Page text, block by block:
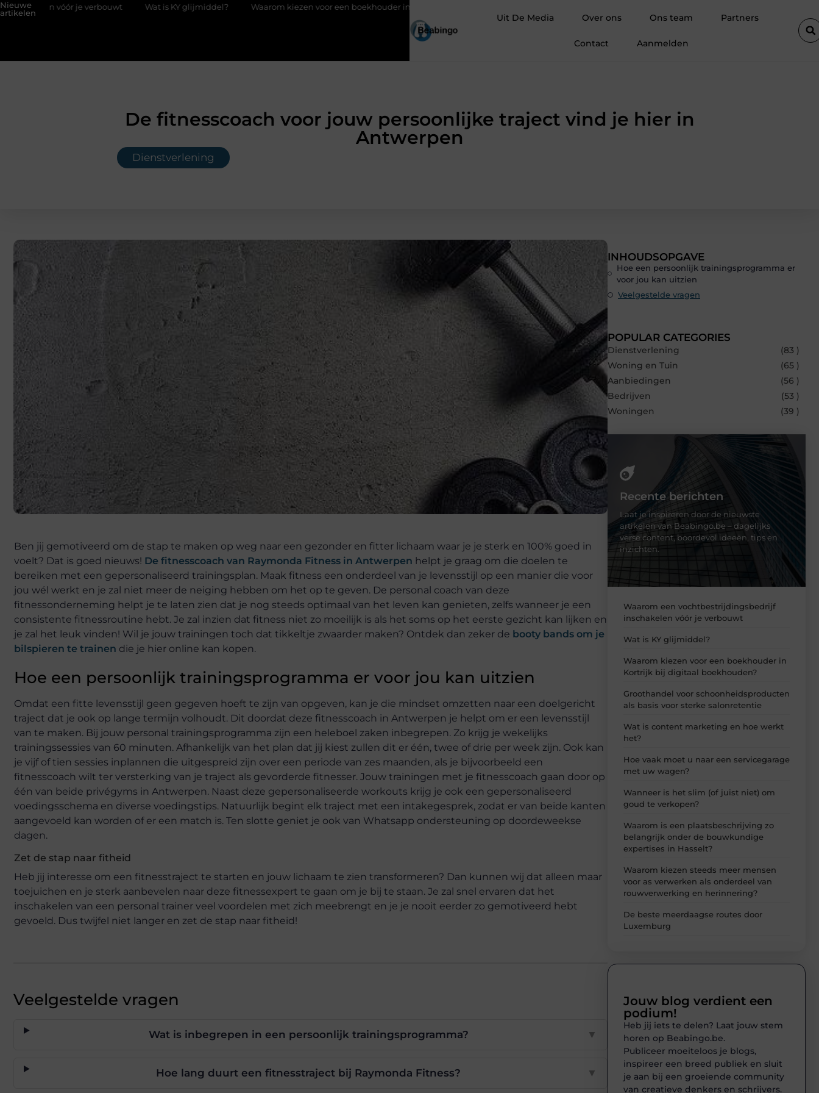
Nieuwe
artikelen
Wat is KY glijmiddel? Waarom kiezen voor een boekhouder in Kortrijk bij digitaal boekhouden?
Uit De Media Over ons Ons team Partners
Contact Aanmelden
De fitnesscoach voor jouw persoonlijke traject vind je hier in
Antwerpen
Dienstverlening
Ben jij gemotiveerd om de stap te maken op weg naar een gezonder en fitter lichaam waar je je sterk en 100% goed in
voelt? Dat is goed nieuws! De fitnesscoach van Raymonda Fitness in Antwerpen helpt je graag om die doelen te
bereiken met een gepersonaliseerd trainingsplan. Maak fitness een onderdeel van je levensstijl op een manier die voor
jou wél werkt en je zal niet meer de neiging hebben om het op te geven. De personal coach van deze
fitnessonderneming helpt je te laten zien dat je nog steeds optimaal van het leven kan genieten, zelfs wanneer je een
consistente fitnessroutine hebt. Je zal inzien dat fitness niet zo moeilijk is als het soms op het eerste gezicht kan lijken en
je zal het leuk vinden! Wil je jouw trainingen toch dat tikkeltje zwaarder maken? Ontdek dan zeker de booty bands om je
bilspieren te trainen die je hier online kan kopen.
Hoe een persoonlijk trainingsprogramma er voor jou kan uitzien
Omdat een fitte levensstijl geen gegeven hoeft te zijn van opgeven, kan je die mindset omzetten naar een doelgericht
traject dat je ook op lange termijn volhoudt. Dit doordat deze fitnesscoach in Antwerpen je helpt om er een levensstijl
van te maken. Bij jouw personal trainingsprogramma zijn een heleboel zaken inbegrepen. Zo krijg je wekelijks
trainingssessies van 60 minuten. Afhankelijk van het plan dat jij kiest zullen dit er één, twee of drie per week zijn. Ook kan
je vijf of tien sessies inplannen die uitgespreid zijn over een periode van zes maanden, als je bijvoorbeeld een
fitnesscoach wilt ter versterking van je traject als gevorderde fitnesser. Jouw trainingen met je fitnesscoach gaan door op
één van beide privégyms in Antwerpen. Naast deze gepersonaliseerde workouts krijg je ook een gepersonaliseerd
voedingsschema en diverse voedingstips. Natuurlijk begint elk traject met een intakegesprek, zodat er van beide kanten
aangevoeld kan worden of er een match is. Ten slotte geniet je ook van Whatsapp ondersteuning op doordeweekse
dagen.
Zet de stap naar fitheid
Heb jij interesse om een fitnesstraject te starten en jouw lichaam te zien transformeren? Dan kunnen wij dat alleen maar
toejuichen en je sterk aanbevelen naar deze fitnessexpert te gaan om je bij te staan. Je zal snel ervaren dat het
inschakelen van een personal trainer veel voordelen met zich meebrengt en je je nooit eerder zo gemotiveerd hebt
gevoeld. Dus twijfel niet langer en zet de stap naar fitheid!
Veelgestelde vragen
Wat is inbegrepen in een persoonlijk trainingsprogramma? ▼
Hoe lang duurt een fitnesstraject bij Raymonda Fitness? ▼
INHOUDSOPGAVE
Hoe een persoonlijk trainingsprogramma er
voor jou kan uitzien
Veelgestelde vragen
POPULAR CATEGORIES
Dienstverlening
(83 )
Woning en Tuin
(65 )
Aanbiedingen
(56 )
Bedrijven
(53 )
Woningen
(39 )
Recente berichten
Laat je inspireren door de nieuwste
artikelen van Beabingo.be – dagelijks
verse content, boordevol ideeën, tips en
inzichten.
Waarom een vochtbestrijdingsbedrijf
inschakelen vóór je verbouwt
Wat is KY glijmiddel?
Waarom kiezen voor een boekhouder in
Kortrijk bij digitaal boekhouden?
Groothandel voor schoonheidsproducten
als basis voor sterke salonretentie
Wat is content marketing en hoe werkt
het?
Hoe vaak moet u naar een servicegarage
met uw wagen?
Wanneer is het slim (of juist niet) om
goud te verkopen?
Waarom is een plaatsbeschrijving zo
belangrijk onder de bouwkundige
expertises in Hasselt?
Waarom kiezen steeds meer mensen
voor as verwerken als onderdeel van
rouwverwerking en herinnering?
De beste meerdaagse routes door
Luxemburg
Jouw blog verdient een
podium!
Heb jij iets te delen? Laat jouw stem
horen op Beabingo.be.
Publiceer moeiteloos je blogs,
inspireer een breed publiek en sluit
je aan bij een groeiende community
van creatieve denkers en schrijvers.